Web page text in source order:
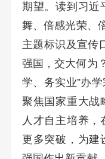
期望。读到习近
舞、倍感光荣、
主题标识及宣传
强国，交大何为
学、务实业”办
聚焦国家重大战
人才自主培养
更多突破，为建